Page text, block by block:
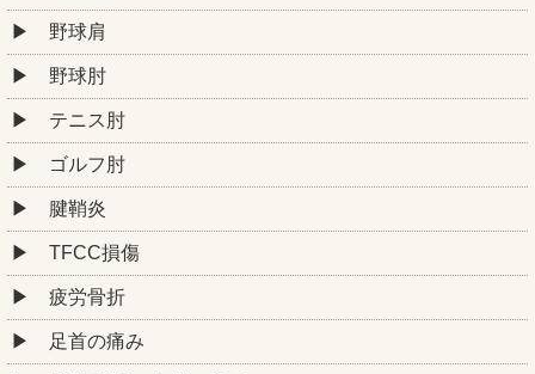
野球肩
野球肘
テニス肘
ゴルフ肘
腱鞘炎
TFCC損傷
疲労骨折
足首の痛み